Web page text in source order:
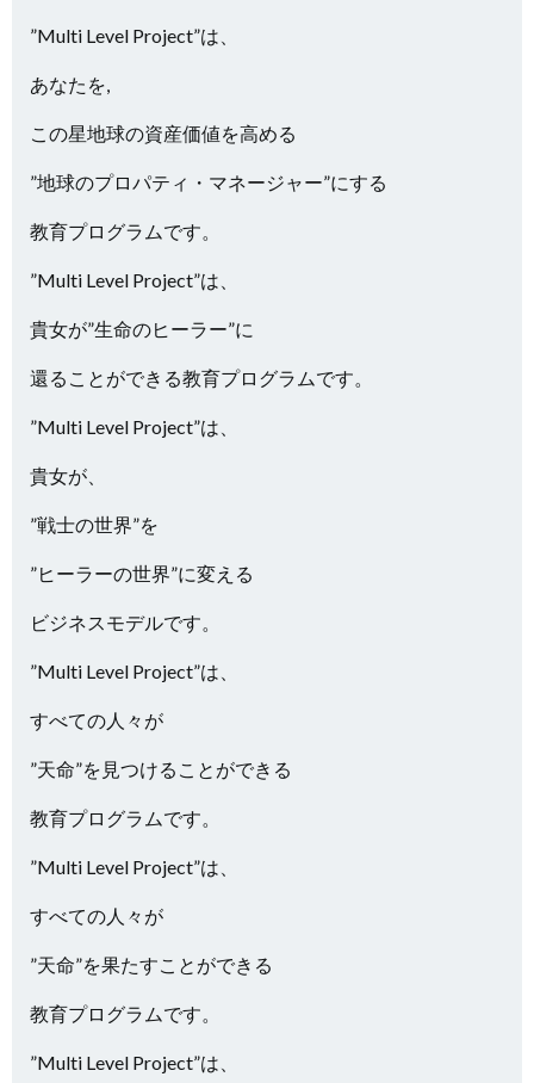
”Multi Level Project”は、
あなたを,
この星地球の資産価値を高める
”地球のプロパティ・マネージャー”にする
教育プログラムです。
”Multi Level Project”は、
貴女が”生命のヒーラー”に
還ることができる教育プログラムです。
”Multi Level Project”は、
貴女が、
”戦士の世界”を
”ヒーラーの世界”に変える
ビジネスモデルです。
”Multi Level Project”は、
すべての人々が
”天命”を見つけることができる
教育プログラムです。
”Multi Level Project”は、
すべての人々が
”天命”を果たすことができる
教育プログラムです。
”Multi Level Project”は、